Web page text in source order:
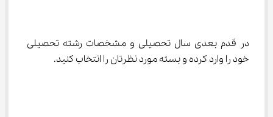
در قدم بعدی سال تحصیلی و مشخصات رشته تحصیلی
خود را وارد کرده و بسته مورد نظرتان را انتخاب کنید.